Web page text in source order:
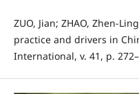
ZUO, Jian; ZHAO, Zhen-
practice and drivers in
International, v. 41, p.